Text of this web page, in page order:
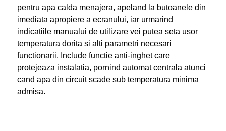
pentru apa calda menajera, apeland la butoanele din
imediata apropiere a ecranului, iar urmarind
indicatiile manualui de utilizare vei putea seta usor
temperatura dorita si alti parametri necesari
functionarii. Include functie anti-inghet care
protejeaza instalatia, pornind automat centrala atunci
cand apa din circuit scade sub temperatura minima
admisa.